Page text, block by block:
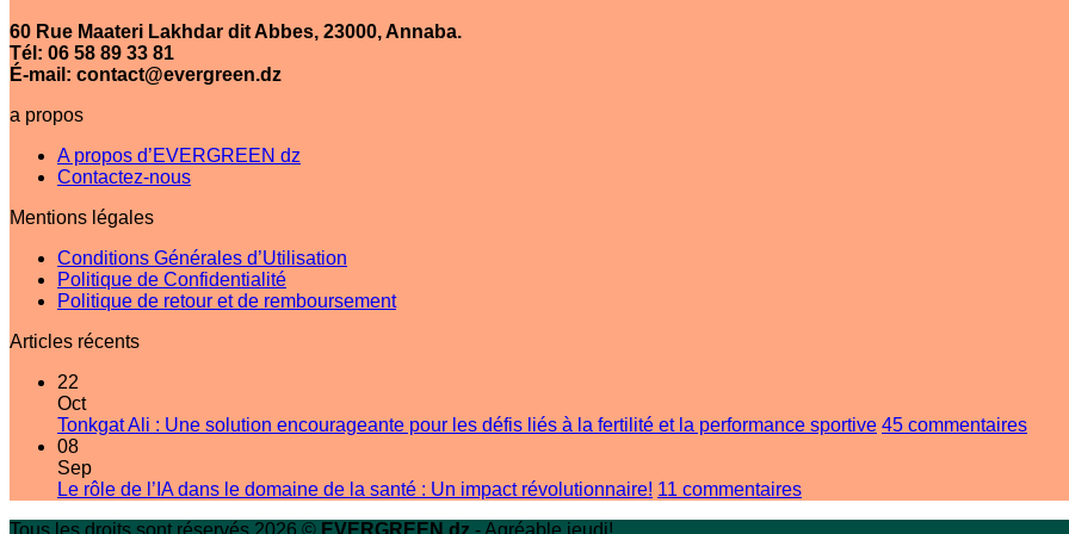
60 Rue Maateri Lakhdar dit Abbes, 23000, Annaba.
Tél: 06 58 89 33 81
É-mail: contact@evergreen.dz
a propos
A propos d’EVERGREEN dz
Contactez-nous
Mentions légales
Conditions Générales d’Utilisation
Politique de Confidentialité
Politique de retour et de remboursement
Articles récents
22
Oct
Tonkgat Ali : Une solution encourageante pour les défis liés à la fertilité et la performance sportive 45 commentairessur
08
Sep
Le rôle de l’IA dans le domaine de la santé : Un impact révolutionnaire! 11 commentairessur
Tous les droits sont réservés 2026 © EVERGREEN dz - Agréable jeudi!